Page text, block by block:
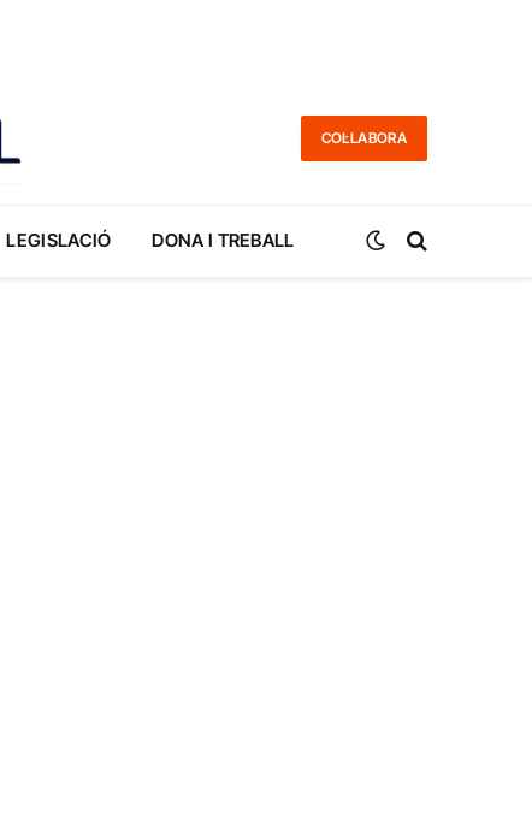
COL·LABORA
LEGISLACIÓ DONA I TREBALL